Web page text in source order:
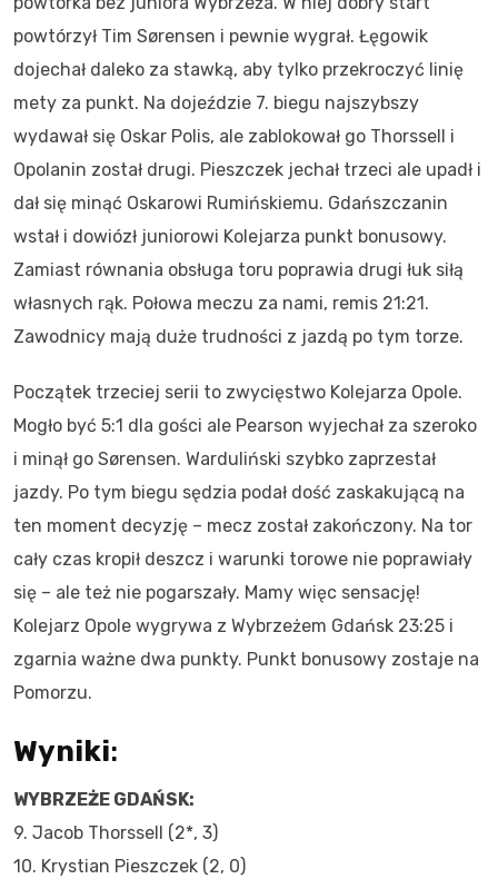
powtórzył Tim Sørensen i pewnie wygrał. Łęgowik
dojechał daleko za stawką, aby tylko przekroczyć linię
mety za punkt. Na dojeździe 7. biegu najszybszy
wydawał się Oskar Polis, ale zablokował go Thorssell i
Opolanin został drugi. Pieszczek jechał trzeci ale upadł i
dał się minąć Oskarowi Rumińskiemu. Gdańszczanin
wstał i dowiózł juniorowi Kolejarza punkt bonusowy.
Zamiast równania obsługa toru poprawia drugi łuk siłą
własnych rąk. Połowa meczu za nami, remis 21:21.
Zawodnicy mają duże trudności z jazdą po tym torze.
Początek trzeciej serii to zwycięstwo Kolejarza Opole.
Mogło być 5:1 dla gości ale Pearson wyjechał za szeroko
i minął go Sørensen. Warduliński szybko zaprzestał
jazdy. Po tym biegu sędzia podał dość zaskakującą na
ten moment decyzję – mecz został zakończony. Na tor
cały czas kropił deszcz i warunki torowe nie poprawiały
się – ale też nie pogarszały. Mamy więc sensację!
Kolejarz Opole wygrywa z Wybrzeżem Gdańsk 23:25 i
zgarnia ważne dwa punkty. Punkt bonusowy zostaje na
Pomorzu.
Wyniki:
WYBRZEŻE GDAŃSK:
9. Jacob Thorssell (2*, 3)
10. Krystian Pieszczek (2, 0)